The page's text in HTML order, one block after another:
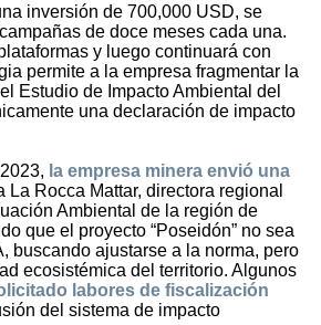
inversión de 700,000 USD, se
de doce meses cada una.
y luego continuará con
permite a la empresa fragmentar la
Estudio de Impacto Ambiental del
una declaración de impacto
la empresa minera envió una
La Rocca Mattar, directora regional
Ambiental de la región de
que el proyecto “Poseidón” no sea
buscando ajustarse a la norma, pero
ecosistémica del territorio. Algunos
labores de fiscalización
del sistema de impacto